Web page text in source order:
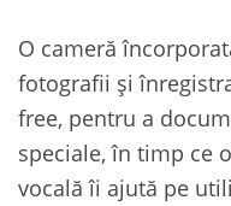
O cameră
fotografii și
free, pentru a
speciale, în timp ce
vocală îi ajută pe